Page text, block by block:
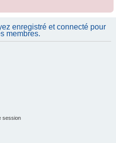
c
enregistré et connecté pour
membres.
session